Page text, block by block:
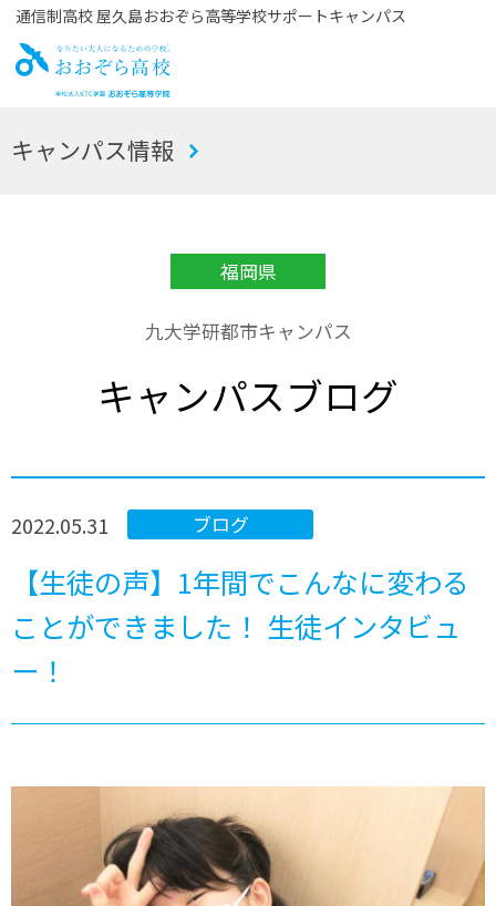
通信制高校 屋久島おおぞら高等学校サポートキャンパス
お
キャンパス情報
福岡県
九大学研都市キャンパス
キャンパスブログ
ブログ
2022.05.31
【生徒の声】1年間でこんなに変わる
ことができました！ 生徒インタビュ
ー！